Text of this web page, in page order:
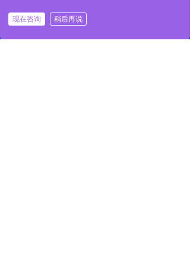
工程案例
낀 뀵
现在咨询 稍后再说